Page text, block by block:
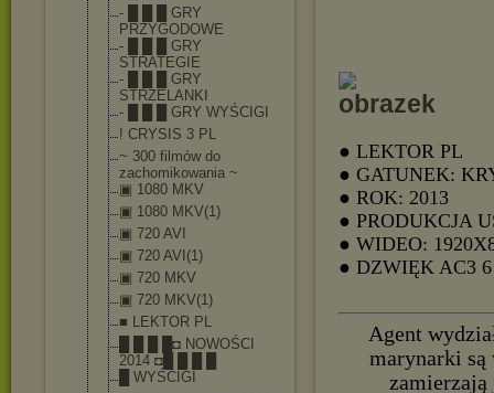
- █ █ █ GRY
PRZYGODOWE
- █ █ █ GRY
STRATEGIE
- █ █ █ GRY
STRZELANKI
- █ █ █ GRY WYŚCIGI
! CRYSIS 3 PL
~ 300 filmów do
zachomikowania ~
▣ 1080 MKV
▣ 1080 MKV(1)
▣ 720 AVI
▣ 720 AVI(1)
▣ 720 MKV
▣ 720 MKV(1)
■ LEKTOR PL
█ █ █ █◘ NOWOŚCI
2014 ◘█ █ █ █
█ WYŚCIGI
● LEKTOR PL
● GATUNEK:
● ROK: 2013
● PRODUKCJA
● WIDEO:
● DZWIĘK AC3
Agent
marynarki są
zamierzają